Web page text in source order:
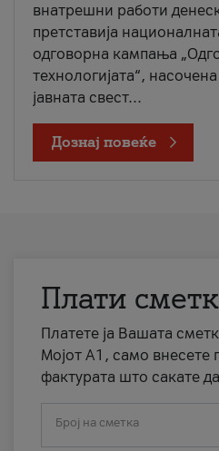
внатрешни работи
претставија
одговорна кампања
технологијата“,
јавната свест...
Дознај повеќе
Плати
Платете ја Вашата
Мојот А1, само внесете
фактурата што сакате
Број на сметка